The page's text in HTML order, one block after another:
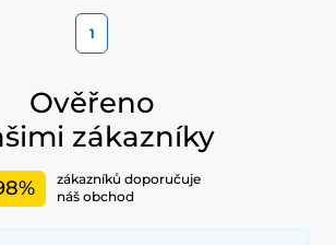
1
Ověřeno
zákazníky
zákazníků doporučuje
náš obchod